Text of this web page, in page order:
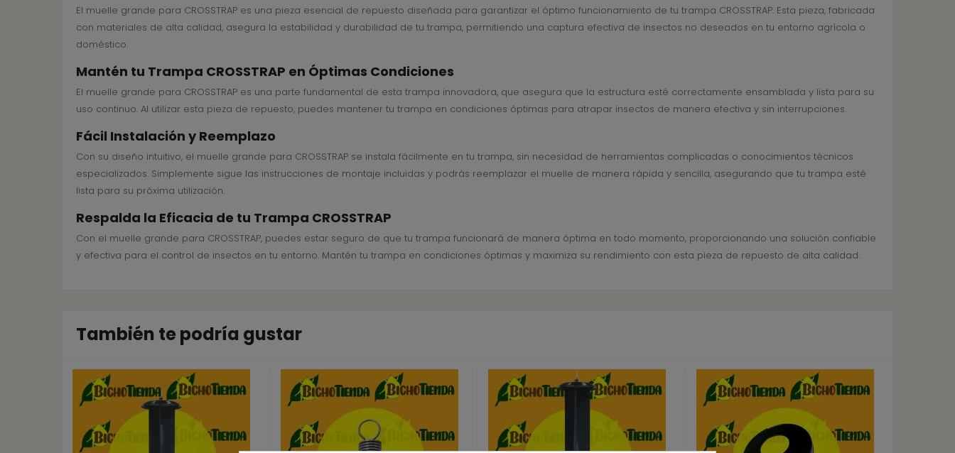
El muelle grande para CROSSTRAP es una pieza esencial de repuesto diseñada para garantizar el óptimo funcionamiento de tu trampa CROSSTRAP. Esta pieza, fabricada
con materiales de alta calidad, asegura la estabilidad y durabilidad de tu trampa, permitiendo una captura efectiva de insectos no deseados en tu entorno agrícola o
doméstico.
Mantén tu Trampa CROSSTRAP en Óptimas Condiciones
El muelle grande para CROSSTRAP es una parte fundamental de esta trampa innovadora, que asegura que la estructura esté correctamente ensamblada y lista para su
uso continuo. Al utilizar esta pieza de repuesto, puedes mantener tu trampa en condiciones óptimas para atrapar insectos de manera efectiva y sin interrupciones.
Fácil Instalación y Reemplazo
Con su diseño intuitivo, el muelle grande para CROSSTRAP se instala fácilmente en tu trampa, sin necesidad de herramientas complicadas o conocimientos técnicos
especializados. Simplemente sigue las instrucciones de montaje incluidas y podrás reemplazar el muelle de manera rápida y sencilla, asegurando que tu trampa esté
lista para su próxima utilización.
Respalda la Eficacia de tu Trampa CROSSTRAP
Con el muelle grande para CROSSTRAP, puedes estar seguro de que tu trampa funcionará de manera óptima en todo momento, proporcionando una solución confiable
y efectiva para el control de insectos en tu entorno. Mantén tu trampa en condiciones óptimas y maximiza su rendimiento con esta pieza de repuesto de alta calidad.
También te podría gustar